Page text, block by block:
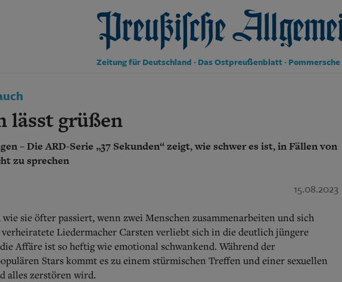
Preußische Allgemeine Zeitung
Zeitung für Deutschland · Das Ostpreußenblatt ·
Gesellschaft
Berlin-Brandenburg
Schlesien
Danzig und Westpreußen
Bücher
lässt grüßen
– Die ARD-Serie „37 Sekunden“ zeigt, wie schwer es ist, in Fällen von
zu sprechen
15.08.2023
wie sie öfter passiert, wenn zwei Menschen zusammenarbeiten und sich
Liedermacher Carsten verliebt sich in die deutlich jüngere
Affäre ist so heftig wie emotional schwankend. Während der
Stars kommt es zu einem stürmischen Treffen und einer sexuellen
alles zerstören wird.